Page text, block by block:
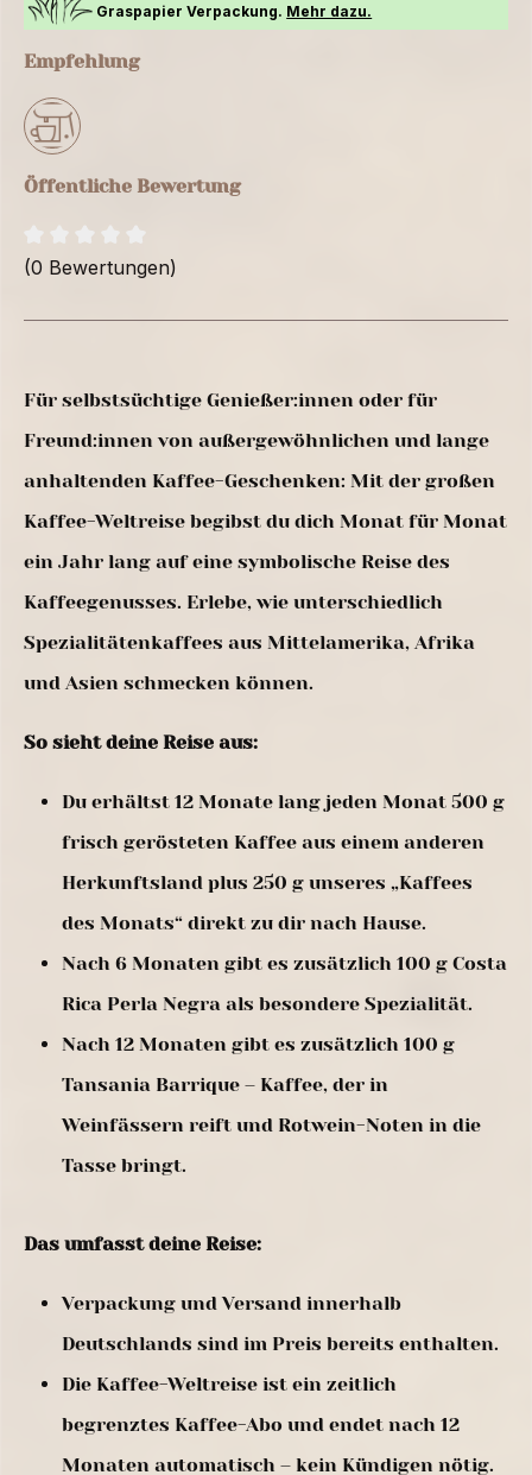
Graspapier Verpackung. Mehr dazu.
Empfehlung
Öffentliche Bewertung
(0 Bewertungen)
Für selbstsüchtige Genießer:innen oder für
Freund:innen von außergewöhnlichen und lange
anhaltenden Kaffee-Geschenken: Mit der großen
Kaffee-Weltreise begibst du dich Monat für Monat
ein Jahr lang auf eine symbolische Reise des
Kaffeegenusses. Erlebe, wie unterschiedlich
Spezialitätenkaffees aus Mittelamerika, Afrika
und Asien schmecken können.
So sieht deine Reise aus:
Du erhältst 12 Monate lang jeden Monat 500 g
frisch gerösteten Kaffee aus einem anderen
Herkunftsland plus 250 g unseres „Kaffees
des Monats“ direkt zu dir nach Hause.
Nach 6 Monaten gibt es zusätzlich 100 g Costa
Rica Perla Negra als besondere Spezialität.
Nach 12 Monaten gibt es zusätzlich 100 g
Tansania Barrique – Kaffee, der in
Weinfässern reift und Rotwein-Noten in die
Tasse bringt.
Das umfasst deine Reise:
Verpackung und Versand innerhalb
Deutschlands sind im Preis bereits enthalten.
Die Kaffee-Weltreise ist ein zeitlich
begrenztes Kaffee-Abo und endet nach 12
Monaten automatisch – kein Kündigen nötig.